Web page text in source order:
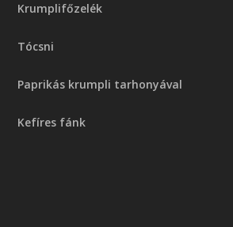
Krumplifőzelék
Tócsni
Paprikás krumpli tarhonyával
Kefíres fánk